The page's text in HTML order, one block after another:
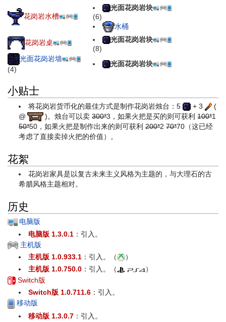
花岗岩水槽
光面花岗岩块
(6)
水桶
花岗岩桌
光面花岗岩块
(8)
光面花岗岩墙
(4)
光面花岗岩块
小贴士
将花岗岩货币化的最佳方式是制作花岗岩烛台：5 + 3
(
@
)。烛台可以卖300*3 ，如果火把是买的则可获利100*1
50*50 ，如果火把是制作出来的则可获利200*2 70*70 （这已经
考虑了直接卖掉火把的价值）。
花絮
花岗岩家具是以复古未来主义风格为主题的，与大理石的古
希腊风格主题相对。
历史
电脑版
电脑版 1.3.0.1 ：引入。
主机版
主机版 1.0.933.1 ：引入。（
）
主机版 1.0.750.0 ：引入。（
）
Switch版
Switch版 1.0.711.6 ：引入。
移动版
移动版 1.3.0.7 ：引入。